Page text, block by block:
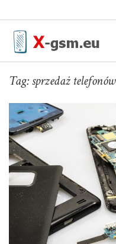
Tag:sprzedaż telefonów